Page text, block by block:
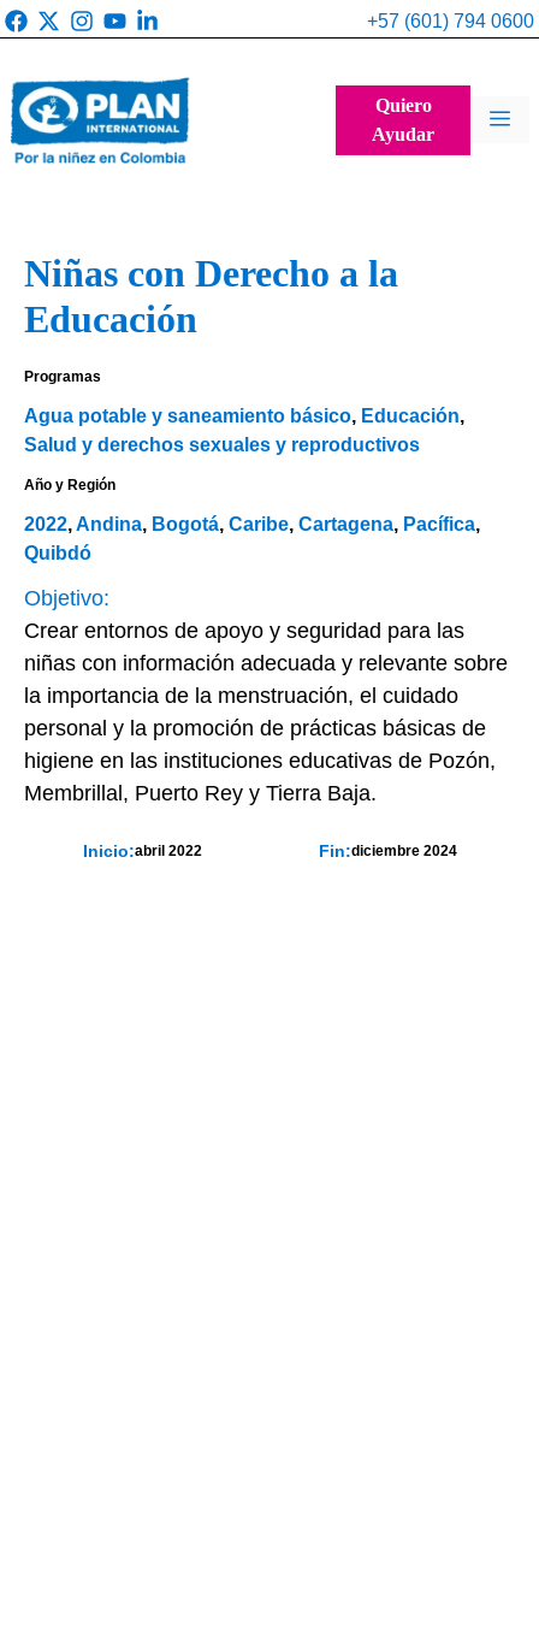
Saltar
al
+57 (601) 794 0600
Quiero
Ayudar
Niñas con Derecho a la
Educación
Programas
Agua potable y saneamiento básico, Educación,
Salud y derechos sexuales y reproductivos
Año y Región
2022,Andina, Bogotá, Caribe, Cartagena, Pacífica,
Quibdó
Objetivo:
Crear entornos de apoyo y seguridad para las
niñas con información adecuada y relevante sobre
la importancia de la menstruación, el cuidado
personal y la promoción de prácticas básicas de
higiene en las instituciones educativas de Pozón,
Membrillal, Puerto Rey y Tierra Baja.
Inicio:abril 2022 Fin:diciembre 2024